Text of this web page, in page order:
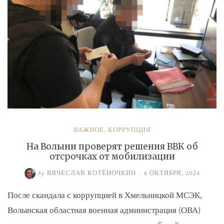
ВАЖНОЕ, КОРРУПЦИЯ
На Волыни проверят решения ВВК об
отсрочках от мобилизации
by ВЯЧЕСЛАВ КОТЁНОЧКИН / 6 ОКТЯБРЯ, 2024
После скандала с коррупцией в Хмельницкой МСЭК,
Волынская областная военная администрация (ОВА)